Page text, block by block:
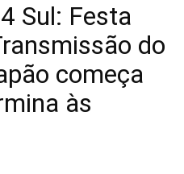
Sul: Festa
do
começa
às